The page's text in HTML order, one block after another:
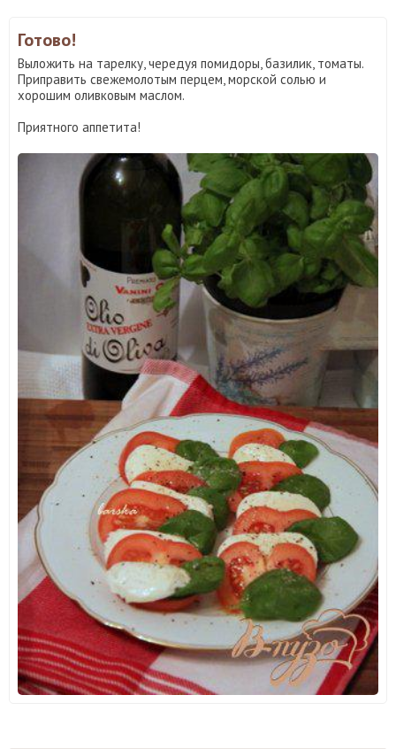
Готово!
Выложить на тарелку, чередуя помидоры, базилик, томаты.
Приправить свежемолотым перцем, морской солью и
хорошим оливковым маслом.
Приятного аппетита!